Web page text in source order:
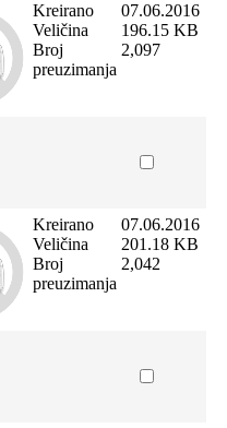
Kreirano
Veličina
Broj
preuzimanja
07.06.2016
196.15 KB
2,097
Kreirano
Veličina
Broj
preuzimanja
07.06.2016
201.18 KB
2,042